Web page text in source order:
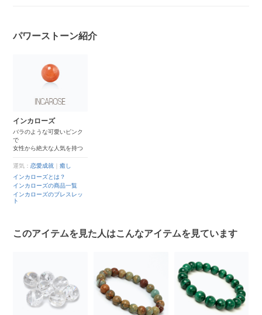
パワーストーン紹介
インカローズ
バラのような可愛いピンク
で
女性から絶大な人気を持つ
運気：恋愛成就 ｜癒し
インカローズとは？
インカローズの商品一覧
インカローズのブレスレッ
ト
このアイテムを見た人はこんなアイテムを見ています